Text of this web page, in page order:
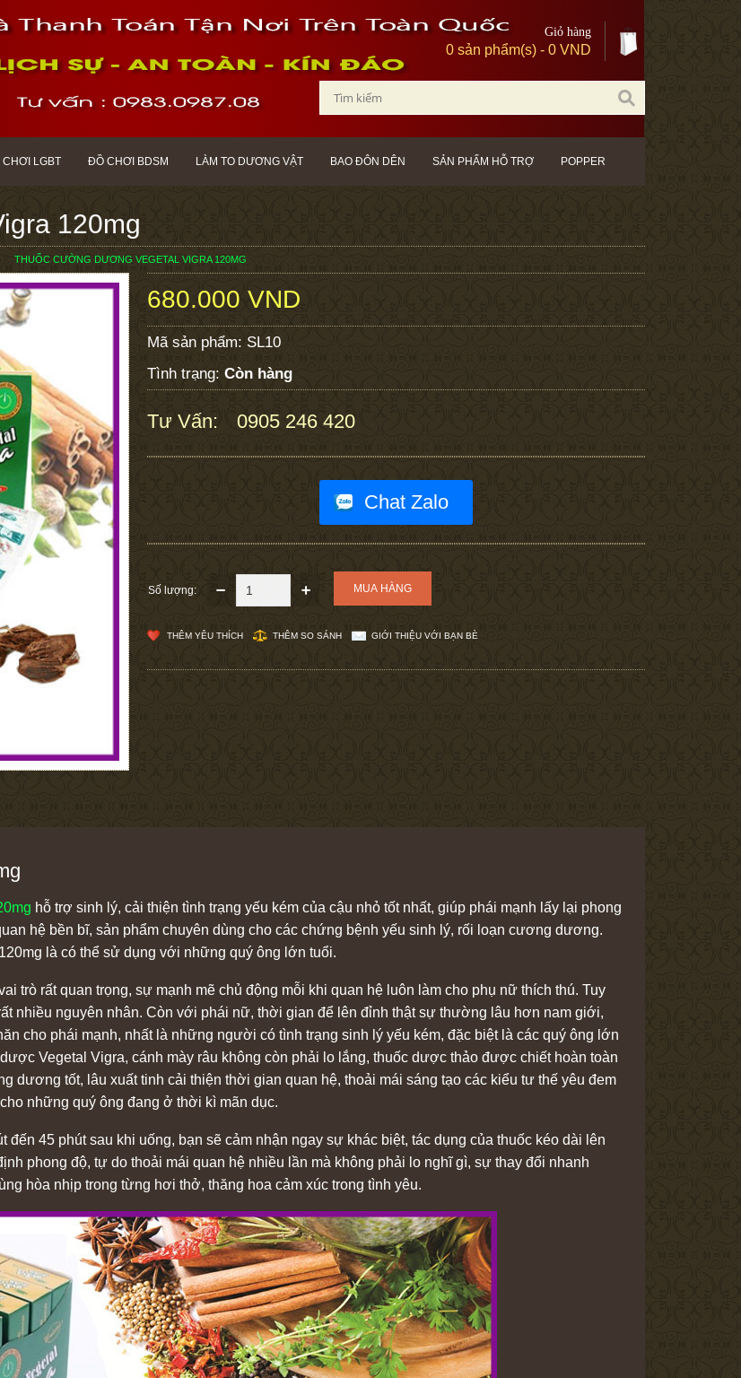
Giỏ hàng
0 sản phẩm(s) - 0 VND
LGBT ĐỒ CHƠI BDSM LÀM TO DƯƠNG VẬT BAO ĐÔN DÊN SẢN PHẨM HỖ TRỢ POPPER
120mg
THUỐC CƯỜNG DƯƠNG VEGETAL VIGRA 120MG
680.000 VND
Mã sản phẩm: SL10
Tình trạng: Còn hàng
Tư Vấn: 0905 246 420
Chat Zalo
Số lượng:
THÊM YÊU THÍCH THÊM SO SÁNH GIỚI THIỆU VỚI BẠN BÈ
hỗ trợ sinh lý, cải thiện tình trạng yếu kém của cậu nhỏ tốt nhất, giúp phái mạnh lấy lại phong
hệ bền bĩ, sản phẩm chuyên dùng cho các chứng bệnh yếu sinh lý, rối loạn cương dương.
là có thể sử dụng với những quý ông lớn tuổi.
trò rất quan trọng, sự mạnh mẽ chủ động mỗi khi quan hệ luôn làm cho phụ nữ thích thú. Tuy
nhiều nguyên nhân. Còn với phái nữ, thời gian để lên đỉnh thật sự thường lâu hơn nam giới,
cho phái mạnh, nhất là những người có tình trạng sinh lý yếu kém, đặc biệt là các quý ông lớn
Vegetal Vigra, cánh mày râu không còn phải lo lắng, thuốc dược thảo được chiết hoàn toàn
dương tốt, lâu xuất tinh cải thiện thời gian quan hệ, thoải mái sáng tạo các kiểu tư thế yêu đem
những quý ông đang ở thời kì mãn dục.
45 phút sau khi uống, bạn sẽ cảm nhận ngay sự khác biệt, tác dụng của thuốc kéo dài lên
phong độ, tự do thoải mái quan hệ nhiều lần mà không phải lo nghĩ gì, sự thay đổi nhanh
hòa nhịp trong từng hơi thở, thăng hoa cảm xúc trong tình yêu.